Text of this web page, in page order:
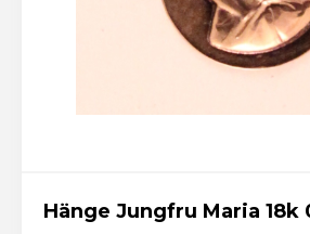
Hänge Jungfru Maria 18k